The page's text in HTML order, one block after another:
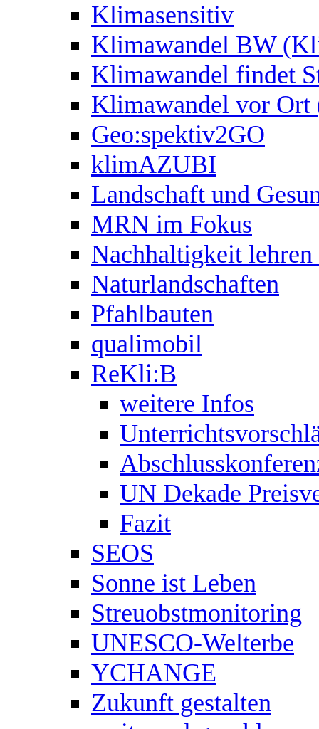
Klimasensitiv
Klimawandel BW
Klimawandel findet
Klimawandel vor
Geo:spektiv2GO
klimAZUBI
Landschaft und
MRN im Fokus
Nachhaltigkeit lehren
Naturlandschaften
Pfahlbauten
qualimobil
ReKli:B
weitere Infos
UN Dekade
Fazit
SEOS
Sonne ist Leben
Streuobstmonitoring
UNESCO-Welterbe
YCHANGE
Zukunft gestalten